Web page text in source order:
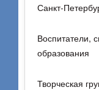
Янковская В.М.,
Санкт-
Воспитатели,
образования
Творческая